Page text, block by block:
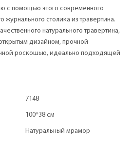
с помощью этого современного
журнального столика из травертина.
натурального травертина,
дизайном, прочной
роскошью, идеально подходящей
7148
100*38 см
Натуральный мрамор